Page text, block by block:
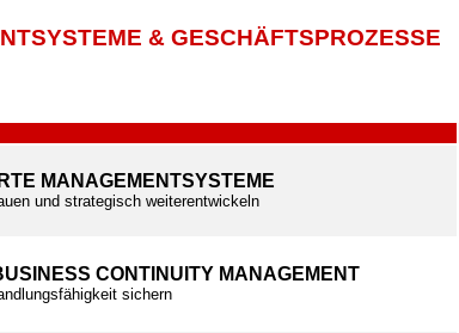
& GESCHÄFTSPROZESSE
MANAGEMENTSYSTEME
und strategisch weiterentwickeln
CONTINUITY MANAGEMENT
sichern